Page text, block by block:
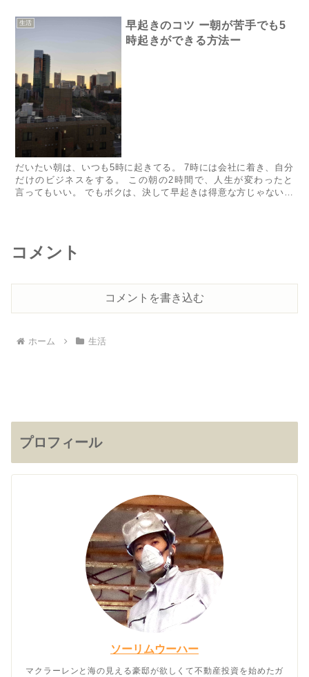
生活
早起きのコツ ー朝が苦手でも5
時起きができる方法ー
​​だいたい朝は、いつも5時に起きてる。 7時には会社に着き、自分
だけのビジネスをする。 この朝の2時間で、人生が変わったと
言ってもいい。 でもボクは、決して早起きは得意な方じゃない。
コメント
コメントを書き込む
ホーム 生活
プロフィール
ソーリムウーハー
マクラーレンと海の見える豪邸が欲しくて不動産投資を始めたガ